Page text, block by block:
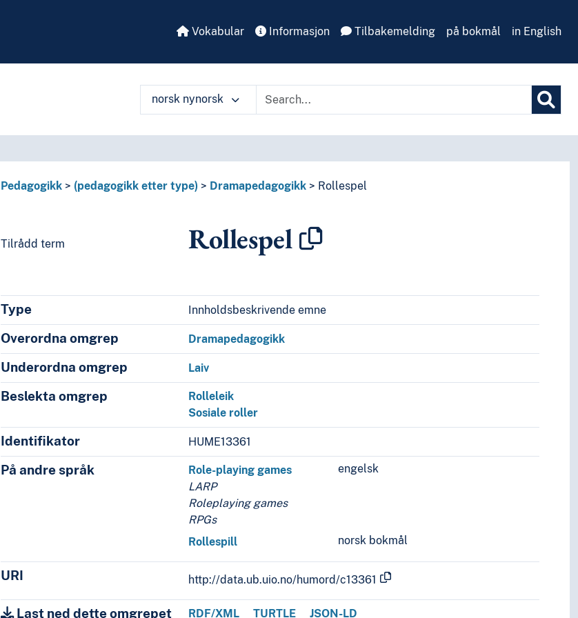
Vokabular Informasjon Tilbakemelding på bokmål in English
norsk nynorsk
Pedagogikk (pedagogikk etter type) Dramapedagogikk Rollespel
Tilrådd term Rollespel
Type Innholdsbeskrivende emne
Overordna omgrep Dramapedagogikk
Underordna omgrep Laiv
Beslekta omgrep
Rolleleik
Sosiale roller
Identifikator HUME13361
På andre språk engelsk
Role-playing games
LARP
Roleplaying games
RPGs
norsk bokmål
Rollespill
URI http://data.ub.uio.no/humord/c13361
Last ned dette omgrepet RDF/XML TURTLE JSON-LD